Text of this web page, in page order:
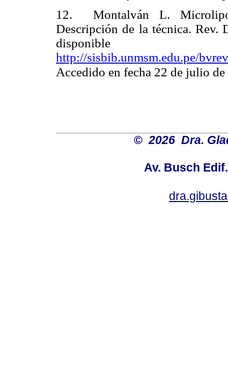
12. Montalván L.
Descripción de la técnica. Rev.
http://sisbib.unmsm.edu.pe/
Accedido en fecha 22 de julio
© 2026 Dra.
Av. Busch